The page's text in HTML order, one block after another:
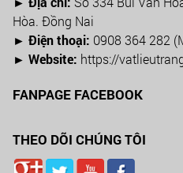
Hòa. Đồng Nai
► Điện thoại: 0908 364 282
► Website: https://
FANPAGE FACEBOOK
THEO DÕI CHÚNG TÔI